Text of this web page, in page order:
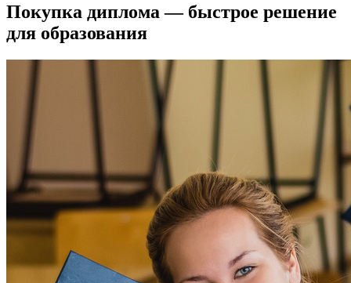
Покупка диплома — быстрое решение
для образования